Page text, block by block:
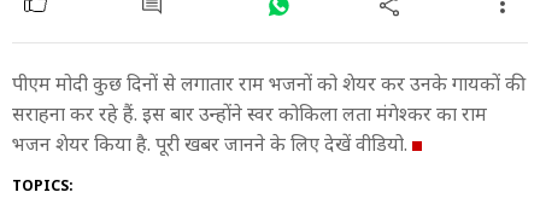
पीएम मोदी कुछ दिनों से लगातार राम भजनों को शेयर कर उनके गायकों की
सराहना कर रहे हैं. इस बार उन्होंने स्वर कोकिला लता मंगेश्कर का राम
भजन शेयर किया है. पूरी खबर जानने के लिए देखें वीडियो.
TOPICS: